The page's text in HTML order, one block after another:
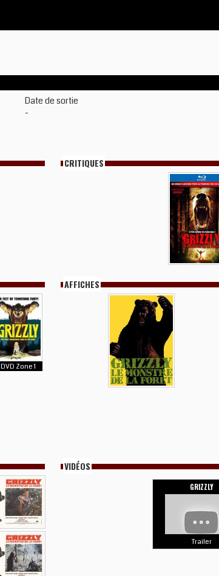
Date de sortie
-
CRITIQUES
DVD Zone 1
AFFICHES
VIDÉOS
GRIZZLY
Trailer